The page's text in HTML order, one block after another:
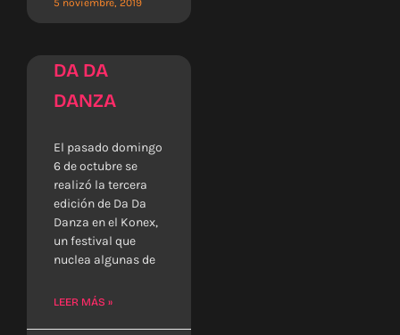
5 noviembre, 2019
DA DA
DANZA
El pasado domingo
6 de octubre se
realizó la tercera
edición de Da Da
Danza en el Konex,
un festival que
nuclea algunas de
LEER MÁS »